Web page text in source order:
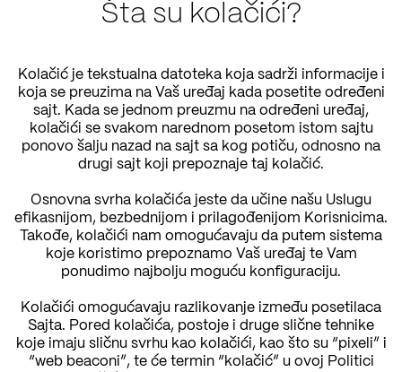
Šta su kolačići?
Kolačić je tekstualna datoteka koja sadrži informacije i
koja se preuzima na Vaš uređaj kada posetite određeni
sajt. Kada se jednom preuzmu na određeni uređaj,
kolačići se svakom narednom posetom istom sajtu
ponovo šalju nazad na sajt sa kog potiču, odnosno na
drugi sajt koji prepoznaje taj kolačić.
Osnovna svrha kolačića jeste da učine našu Uslugu
efikasnijom, bezbednijom i prilagođenijom Korisnicima.
Takođe, kolačići nam omogućavaju da putem sistema
koje koristimo prepoznamo Vaš uređaj te Vam
ponudimo najbolju moguću konfiguraciju.
Kolačići omogućavaju razlikovanje između posetilaca
Sajta. Pored kolačića, postoje i druge slične tehnike
koje imaju sličnu svrhu kao kolačići, kao što su “pixeli” i
“web beaconi”, te će termin “kolačić” u ovoj Politici